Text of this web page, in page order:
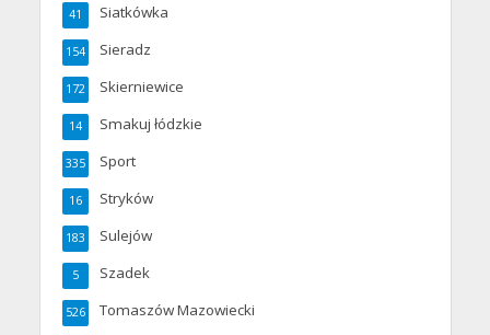
Siatkówka
41
Sieradz
154
Skierniewice
172
Smakuj łódzkie
14
Sport
335
Stryków
16
Sulejów
183
Szadek
5
Tomaszów Mazowiecki
526